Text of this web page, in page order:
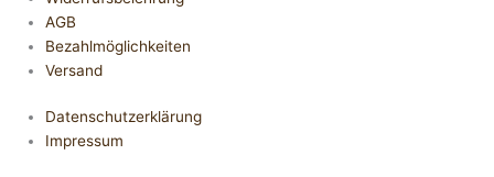
AGB
Bezahlmöglichkeiten
Versand
Datenschutzerklärung
Impressum